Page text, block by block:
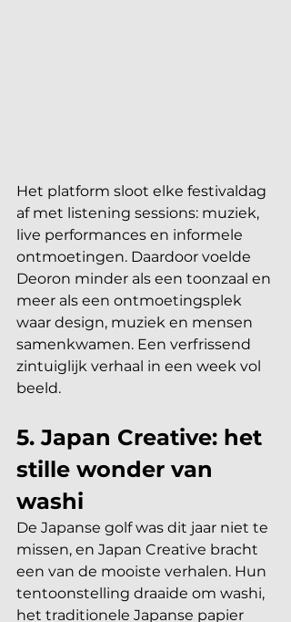
Het platform sloot elke festivaldag
af met listening sessions: muziek,
live performances en informele
ontmoetingen. Daardoor voelde
Deoron minder als een toonzaal en
meer als een ontmoetingsplek
waar design, muziek en mensen
samenkwamen. Een verfrissend
zintuiglijk verhaal in een week vol
beeld.
5. Japan Creative: het
stille wonder van
washi
De Japanse golf was dit jaar niet te
missen, en Japan Creative bracht
een van de mooiste verhalen. Hun
tentoonstelling draaide om washi,
het traditionele Japanse papier